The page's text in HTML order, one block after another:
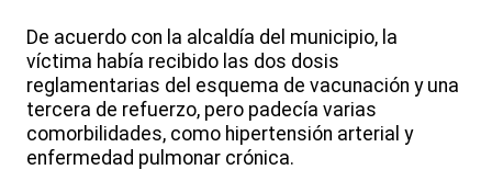
De acuerdo con la alcaldía del municipio, la
víctima había recibido las dos dosis
reglamentarias del esquema de vacunación y una
tercera de refuerzo, pero padecía varias
comorbilidades, como hipertensión arterial y
enfermedad pulmonar crónica.